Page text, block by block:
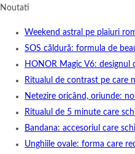
Noutati
Weekend astral pe plaiuri
SOS căldură: formula de
HONOR Magic V6: designul
Ritualul de contrast pe care
Netezire oricând, oriunde:
Ritualul de 5 minute care
Bandana: accesoriul care
Unghiile ovale: forma care